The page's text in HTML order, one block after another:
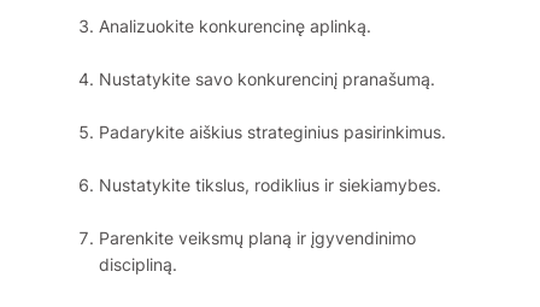
Analizuokite konkurencinę aplinką.
Nustatykite savo konkurencinį pranašumą.
Padarykite aiškius strateginius pasirinkimus.
Nustatykite tikslus, rodiklius ir siekiamybes.
Parenkite veiksmų planą ir įgyvendinimo
discipliną.